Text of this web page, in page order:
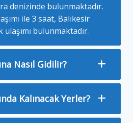
denizinde bulunmaktadır.
ile 3 saat, Balıkesir
bulunmaktadır.
Nasıl Gidilir?
Kalınacak Yerler?